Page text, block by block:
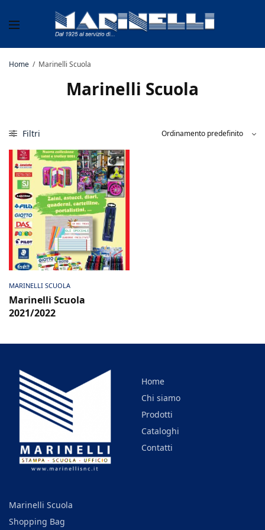
Home / Marinelli Scuola
Marinelli Scuola
Filtri
Visualizza PDF
MARINELLI SCUOLA
Marinelli Scuola
2021/2022
Home
Chi siamo
Prodotti
Cataloghi
Contatti
Marinelli Scuola
Shopping Bag